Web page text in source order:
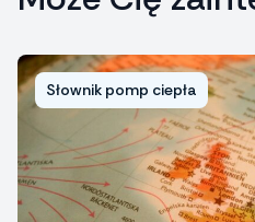
Słownik pomp ciepła